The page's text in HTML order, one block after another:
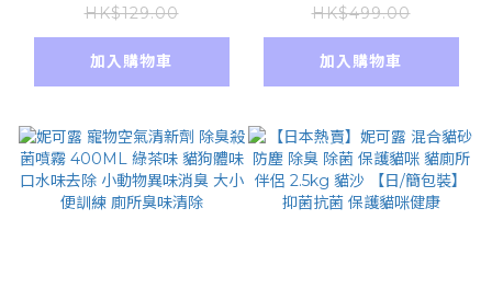
味 除臭 平行進口貨品
HK$129.00
加入購物車
囊 (鰹魚味) 可拌貓糧
狗糧喂食 60粒 添加葡
萄糖胺 葉黃素 毛孩眼
HK$499.00
加入購物車